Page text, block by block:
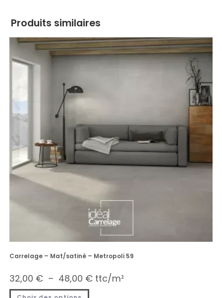
Produits similaires
Carrelage – Mat/satiné – Metropoli 59
32,00 € – 48,00 € ttc/m²